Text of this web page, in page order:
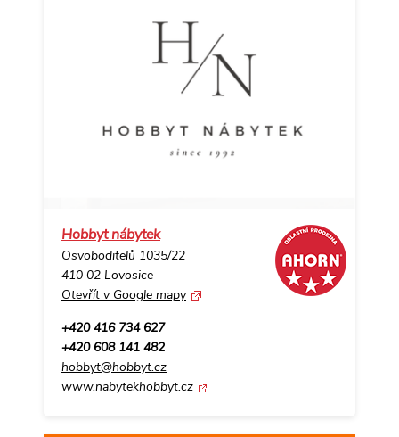
Hobbyt nábytek
Osvoboditelů 1035/22
410 02 Lovosice
Otevřít v Google mapy
+420 416 734 627
+420 608 141 482
hobbyt@hobbyt.cz
www.nabytekhobbyt.cz